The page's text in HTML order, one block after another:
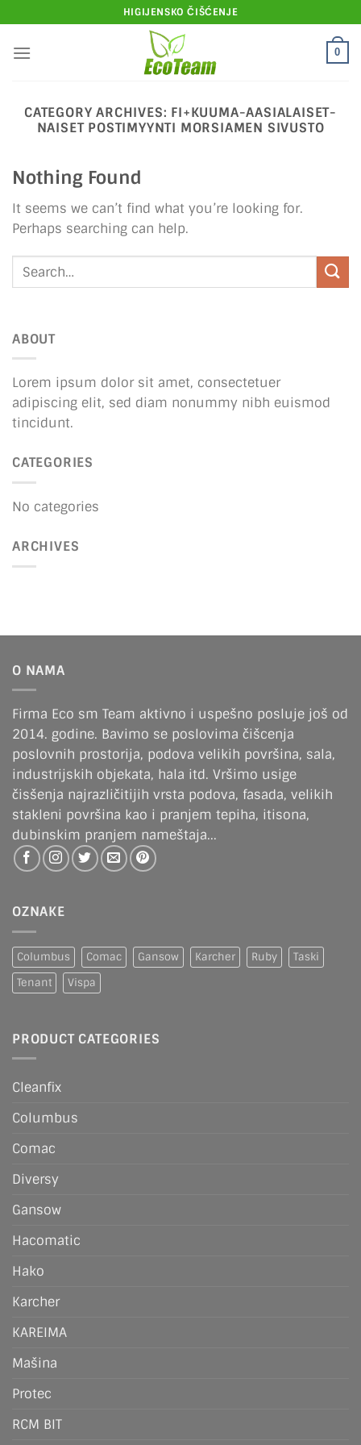
to
content
HIGIJENSKO ČIŠĆENJE
0
CATEGORY ARCHIVES: FI+KUUMA-AASIALAISET-
NAISET POSTIMYYNTI MORSIAMEN SIVUSTO
Nothing Found
It seems we can’t find what you’re looking for.
Perhaps searching can help.
ABOUT
Lorem ipsum dolor sit amet, consectetuer
adipiscing elit, sed diam nonummy nibh euismod
tincidunt.
CATEGORIES
No categories
ARCHIVES
O NAMA
Firma Eco sm Team aktivno i uspešno posluje još od
2014. godine. Bavimo se poslovima čišcenja
poslovnih prostorija, podova velikih površina, sala,
industrijskih objekata, hala itd. Vršimo usige
čisšenja najrazličitijih vrsta podova, fasada, velikih
stakleni površina kao i pranjem tepiha, itisona,
dubinskim pranjem nameštaja...
OZNAKE
Columbus Comac Gansow Karcher Ruby
Taski
Tenant
Vispa
PRODUCT CATEGORIES
Cleanfix
Columbus
Comac
Diversy
Gansow
Hacomatic
Hako
Karcher
KAREIMA
Mašina
Protec
RCM BIT